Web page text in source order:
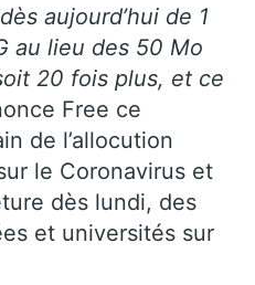
aujourd’hui de 1
au lieu des 50 Mo
20 fois plus, et ce
Free ce
de l’allocution
le Coronavirus et
dès lundi, des
et universités sur